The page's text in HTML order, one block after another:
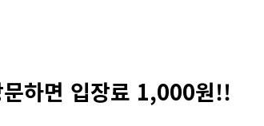
하면 입장료 1,000원!!